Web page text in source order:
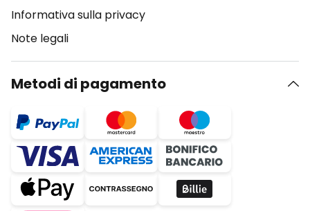
Informativa sulla privacy
Note legali
Metodi di pagamento